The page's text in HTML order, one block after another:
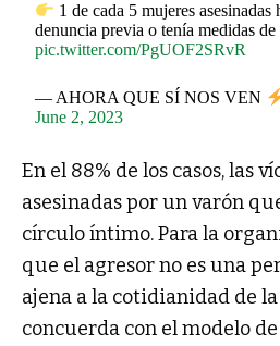
1 de cada 5 mujeres
denuncia previa o tenía medidas
pic.twitter.com/PgUOF2SRvR
— AHORA QUE SÍ NOS VEN
June 2, 2023
En el 88% de los casos, las
asesinadas por un varón
círculo íntimo. Para la
que el agresor no es una
ajena a la cotidianidad de
concuerda con el modelo